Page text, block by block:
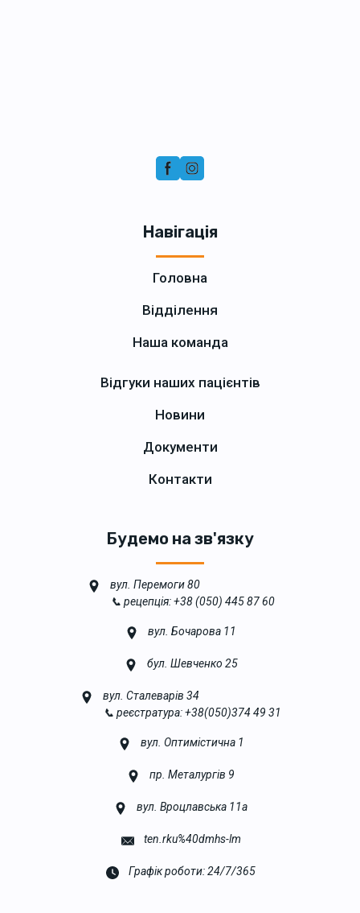
Навігація
Головна
Відділення
Наша команда
Відгуки наших пацієнтів
Новини
Документи
Контакти
Будемо на зв'язку
вул. Перемоги 80
📞 рецепція: +38 (050) 445 87 60
вул. Бочарова 11
бул. Шевченко 25
вул. Сталеварів 34
📞 реєстратура: +38(050)374 49 31
вул. Оптимістична 1
пр. Металургів 9
вул. Вроцлавська 11а
ten.rku%40dmhs-lm
Графік роботи: 24/7/365